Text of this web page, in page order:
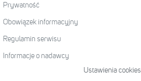
Prywatność
Obowiązek informacyjny
Regulamin serwisu
Informacje o nadawcy
Ustawienia cookies